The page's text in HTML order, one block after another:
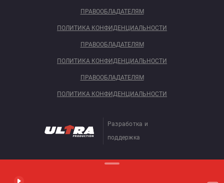
ПРАВООБЛАДАТЕЛЯМ
ПОЛИТИКА КОНФИДЕНЦИАЛЬНОСТИ
ПРАВООБЛАДАТЕЛЯМ
ПОЛИТИКА КОНФИДЕНЦИАЛЬНОСТИ
ПРАВООБЛАДАТЕЛЯМ
ПОЛИТИКА КОНФИДЕНЦИАЛЬНОСТИ
Разработка и
поддержка